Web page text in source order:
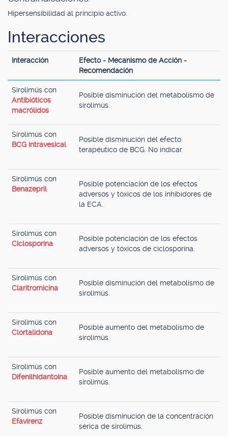
Hipersensibilidad al principio activo.
Interacciones
Interacción
Efecto - Mecanismo de Acción -
Recomendación
Sirolimús con
Antibióticos
macrólidos
Posible disminución del metabolismo de
sirolimús.
Sirolimús con
BCG intravesical
Posible disminución del efecto
terapéutico de BCG. No indicar.
Sirolimús con
Benazepril
Posible potenciación de los efectos
adversos y tóxicos de los inhibidores de
la ECA.
Sirolimús con
Ciclosporina
Posible potenciación de los efectos
adversos y tóxicos de ciclosporina.
Sirolimús con
Claritromicina
Posible disminución del metabolismo de
sirolimús.
Sirolimús con
Clortalidona
Posible aumento del metabolismo de
sirolimús.
Sirolimús con
Difenilhidantoína
Posible aumento del metabolismo de
sirolimús.
Sirolimús con
Efavirenz
Posible disminución de la concentración
sérica de sirolimús.